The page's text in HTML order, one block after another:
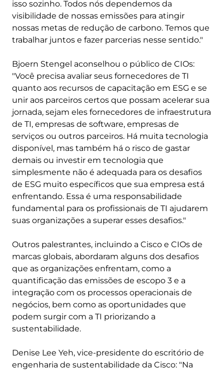
isso sozinho. Todos nós dependemos da
visibilidade de nossas emissões para atingir
nossas metas de redução de carbono. Temos que
trabalhar juntos e fazer parcerias nesse sentido."
Bjoern Stengel aconselhou o público de CIOs:
"Você precisa avaliar seus fornecedores de TI
quanto aos recursos de capacitação em ESG e se
unir aos parceiros certos que possam acelerar sua
jornada, sejam eles fornecedores de infraestrutura
de TI, empresas de software, empresas de
serviços ou outros parceiros. Há muita tecnologia
disponível, mas também há o risco de gastar
demais ou investir em tecnologia que
simplesmente não é adequada para os desafios
de ESG muito específicos que sua empresa está
enfrentando. Essa é uma responsabilidade
fundamental para os profissionais de TI ajudarem
suas organizações a superar esses desafios."
Outros palestrantes, incluindo a Cisco e CIOs de
marcas globais, abordaram alguns dos desafios
que as organizações enfrentam, como a
quantificação das emissões de escopo 3 e a
integração com os processos operacionais de
negócios, bem como as oportunidades que
podem surgir com a TI priorizando a
sustentabilidade.
Denise Lee Yeh, vice-presidente do escritório de
engenharia de sustentabilidade da Cisco: "Na